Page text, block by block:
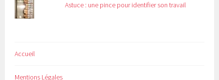
Astuce : une pince pour identifier son travail
Accueil
Mentions Légales